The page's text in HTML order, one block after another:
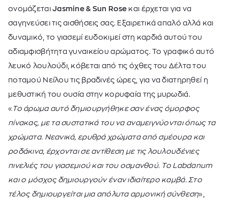
ονομάζεταιJasmine & Sun Rose και έρχεται για να
σαγηνεύσει τις αισθήσεις σας. Εξαιρετικά απαλό αλλά και
δυναμικό, το γιασεμί ευδοκιμεί στη καρδιά αυτού του
αδιαμφισβήτητα γυναικείου αρώματος. Το γραφικό αυτό
λευκό λουλούδι, κόβεται από τις όχθες του Δέλτα του
ποταμού Νείλου τις βραδινές ώρες, για να διατηρηθεί η
μεθυστική του ουσία στην κορυφαία της μυρωδιά.
« Το άρωμα αυτό δημιουργήθηκε σαν ένας όμορφος
πίνακας, με τα συστατικά του να αναμειγνύονται όπως τα
χρώματα. Νεανικά, ερυθρά χρώματα από σμέουρα και
ροδάκινα, έρχονται σε αντίθεση με τις λουλουδένιες
πινελιές του γιασεμιού και του οσμανθού. Το Labdanum
και ο μόσχος δημιουργούν έναν ιδιαίτερο καμβά. Στο
τέλος δημιουργείται μια απόλυτα αρμονική σύνθεση»,